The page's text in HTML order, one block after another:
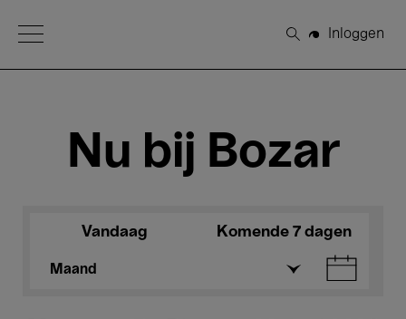
Open Menu
Zoeken
Inloggen
Nu bij Bozar
Vandaag Komende 7 dagen
Maand